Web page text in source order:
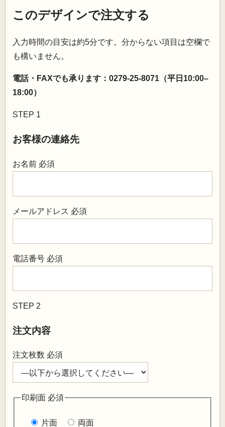
このデザインで注文する
入力時間の目安は約5分です。分からない項目は空欄で
も構いません。
電話・FAXでも承ります：0279-25-8071（平日10:00–
18:00）
STEP 1
お客様の連絡先
お名前 必須
メールアドレス 必須
電話番号 必須
STEP 2
注文内容
注文枚数 必須
印刷面 必須
片面 両面